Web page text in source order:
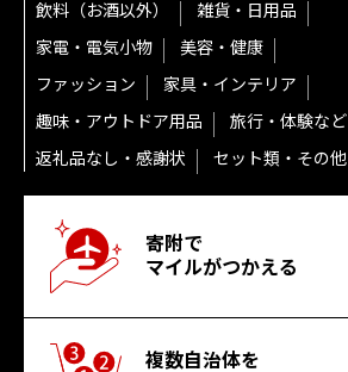
飲料（お酒以外）
雑貨・日用品
家電・電気小物
美容・健康
ファッション
家具・インテリア
趣味・アウトドア用品
旅行・体験など
返礼品なし・感謝状
セット類・その他
寄附で
マイルがつかえる
複数自治体を